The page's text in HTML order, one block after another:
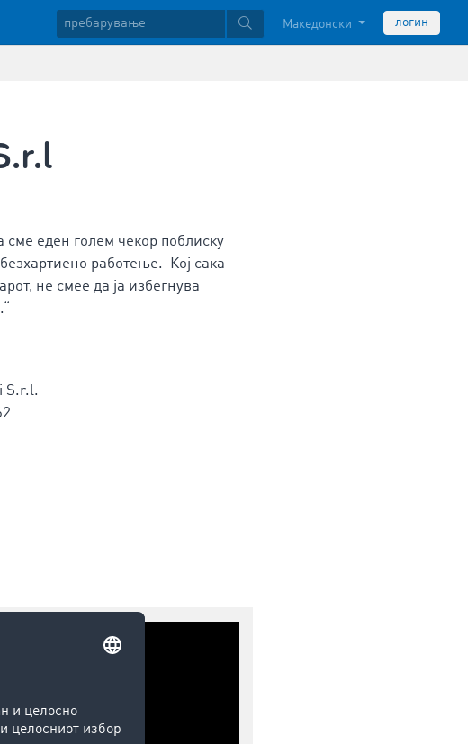
Македонски логин
сме еден голем чекор поблиску
работење. Кој сака
не смее да ја избегнува
S.r.l.